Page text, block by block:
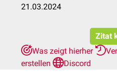
21.03.2024
Zitat
Was zeigt hierher
erstellen
Discord